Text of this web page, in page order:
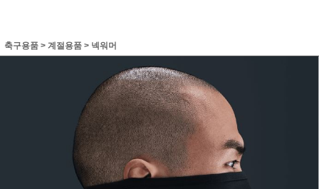
축구용품 > 계절용품 > 넥워머